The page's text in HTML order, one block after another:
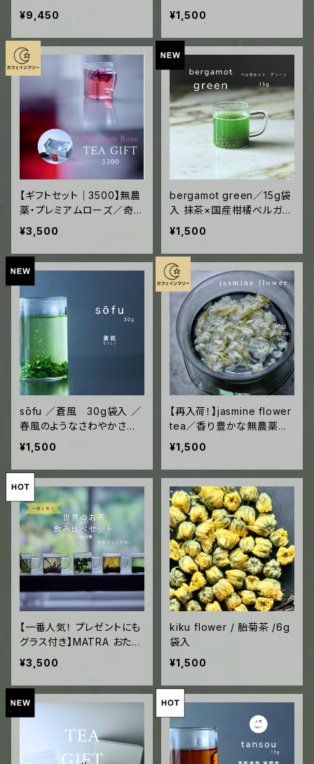
非日常／飲み比べ5種×2／
高級中国緑茶／専用グラス
2個付き
¥9,450
とジューシーな果実のよう
な味わい 無農薬・自家製
堆肥のみの完全有機栽培
台湾屏東県産の希少な食用
バラ
¥1,500
【ギフトセット｜3500】無農
薬・プレミアムローズ／奇跡
のような風味、美しい色の変
化／専用グラス付き
¥3,500
bergamot green／15g袋
入 抹茶×国産柑橘ベルガモ
ット×煎茶／和食・アウトド
アに
¥1,500
sōfu ／蒼風 30g袋入 ／
春風のようなさわやかさ
華やかな香りの希少煎茶
("glass tea"20回分)
¥1,500
【再入荷！】jasmine flower
tea／香り豊かな無農薬ジ
ャスミンの花 ノンカフェイ
ン 6g袋入 (teapot 3
回分)
¥1,500
【一番人気！ プレゼントにも
グラス付き】MATRA おため
し5種セット／おすすめセレ
クション／個包装で旅行に
も
¥3,500
kiku flower / 胎菊茶 /6g
袋入
¥1,500